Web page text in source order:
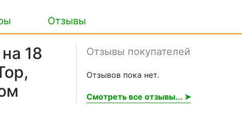
Отзывы
Отзывы покупателей
Отзывов пока нет.
Смотреть все отзывы... ➤
18